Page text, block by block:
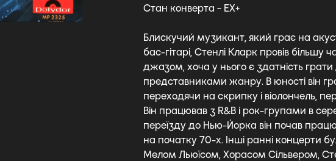
Стан конверта - EX+
Блискучий музикант, який грає на
бас-гітарі, Стенлі Кларк провів більшу
джазом, хоча у нього є здатність
представниками жанру. В юності він
переходячи на скрипку і віолончель,
Він працював з R&B і рок-групами в
переїзду до Нью-Йорка він почав
на початку 70-х. Інші ранні концерти
Мелом Льюїсом, Хорасом Сільвером,